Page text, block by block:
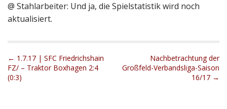
@ Stahlarbeiter: Und ja, die Spielstatistik wird noch
aktualisiert.
P
o
s
← 1.7.17 | SFC Friedrichshain
FZ/ – Traktor Boxhagen 2:4
(0:3)
Nachbetrachtung der
Großfeld-Verbandsliga-Saison
16/17 →